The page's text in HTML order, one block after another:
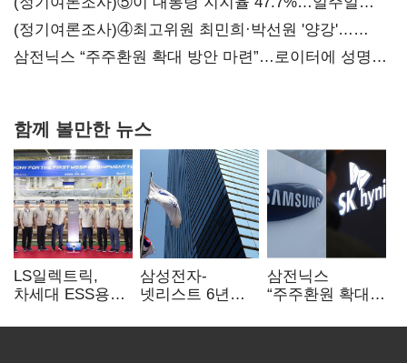
만에 다시 40%대
(정기여론조사)④최고위원 최민희·박선원 '양강'…
서미화·이성윤·임미애 뒤이어
삼전닉스 “주주환원 확대 방안 마련”…로이터에 성명
함께 볼만한 뉴스
LS일렉트릭,
차세대 ESS용
출하
삼성전자-
넷리스트 6년
기술 협력 확대
삼전닉스
“주주환원 확대
로이터에 성명